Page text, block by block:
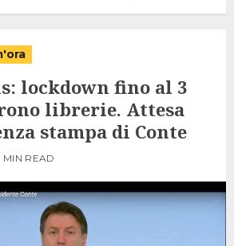
lockdown fino al 3
librerie. Attesa
stampa di Conte
MIN READ